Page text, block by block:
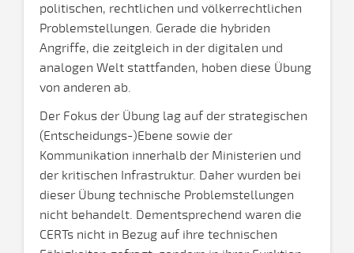
politischen, rechtlichen und völkerrechtlichen
Problemstellungen. Gerade die hybriden
Angriffe, die zeitgleich in der digitalen und
analogen Welt stattfanden, hoben diese Übung
von anderen ab.
Der Fokus der Übung lag auf der strategischen
(Entscheidungs-)Ebene sowie der
Kommunikation innerhalb der Ministerien und
der kritischen Infrastruktur. Daher wurden bei
dieser Übung technische Problemstellungen
nicht behandelt. Dementsprechend waren die
CERTs nicht in Bezug auf ihre technischen